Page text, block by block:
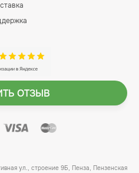
ОТЗЫВ
ул., строение 9Б, Пенза, Пензенская